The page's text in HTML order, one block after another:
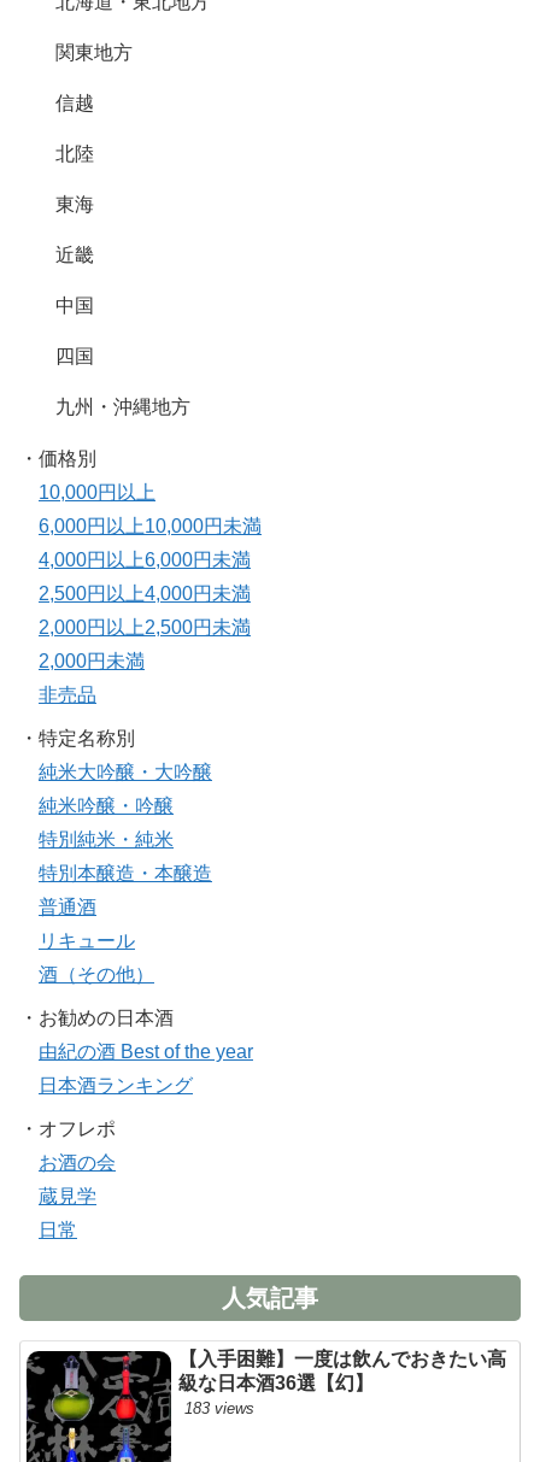
関東地方
信越
北陸
東海
近畿
中国
四国
九州・沖縄地方
・価格別
10,000円以上
6,000円以上10,000円未満
4,000円以上6,000円未満
2,500円以上4,000円未満
2,000円以上2,500円未満
2,000円未満
非売品
・特定名称別
純米大吟醸・大吟醸
純米吟醸・吟醸
特別純米・純米
特別本醸造・本醸造
普通酒
リキュール
酒（その他）
・お勧めの日本酒
由紀の酒 Best of the year
日本酒ランキング
・オフレポ
お酒の会
蔵見学
日常
人気記事
【入手困難】一度は飲んでおきたい高
級な日本酒36選【幻】
183 views